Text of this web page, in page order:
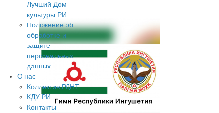
Лучший Дом
культуры РИ
Положение об
обработке и
защите
персональных
данных
О нас
Коллектив РДНТ
КДУ РИ
Контакты